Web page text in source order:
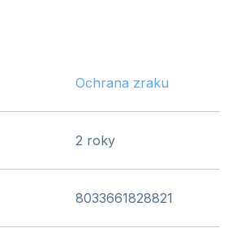
Ochrana zraku
2 roky
8033661828821